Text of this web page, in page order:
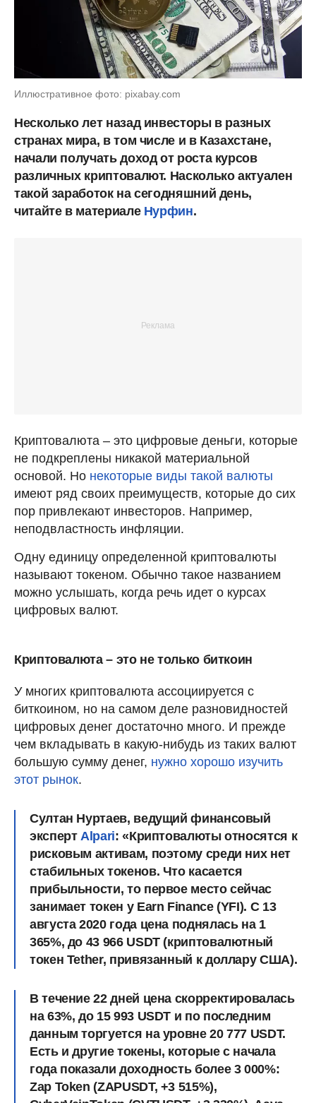
Иллюстративное фото: pixabay.com
Несколько лет назад инвесторы в разных
странах мира, в том числе и в Казахстане,
начали получать доход от роста курсов
различных криптовалют. Насколько актуален
такой заработок на сегодняшний день,
читайте в материале Нурфин.
Криптовалюта – это цифровые деньги, которые
не подкреплены никакой материальной
основой. Но некоторые виды такой валюты
имеют ряд своих преимуществ, которые до сих
пор привлекают инвесторов. Например,
неподвластность инфляции.
Одну единицу определенной криптовалюты
называют токеном. Обычно такое названием
можно услышать, когда речь идет о курсах
цифровых валют.
Криптовалюта – это не только биткоин
У многих криптовалюта ассоциируется с
биткоином, но на самом деле разновидностей
цифровых денег достаточно много. И прежде
чем вкладывать в какую-нибудь из таких валют
большую сумму денег, нужно хорошо изучить
этот рынок.
Султан Нуртаев, ведущий финансовый
эксперт Alpari: «Криптовалюты относятся к
рисковым активам, поэтому среди них нет
стабильных токенов. Что касается
прибыльности, то первое место сейчас
занимает токен y Earn Finance (YFI). C 13
августа 2020 года цена поднялась на 1
365%, до 43 966 USDT (криптовалютный
токен Tether, привязанный к доллару США).
В течение 22 дней цена скорректировалась
на 63%, до 15 993 USDT и по последним
данным торгуется на уровне 20 777 USDT.
Есть и другие токены, которые с начала
года показали доходность более 3 000%:
Zap Token (ZAPUSDT, +3 515%),